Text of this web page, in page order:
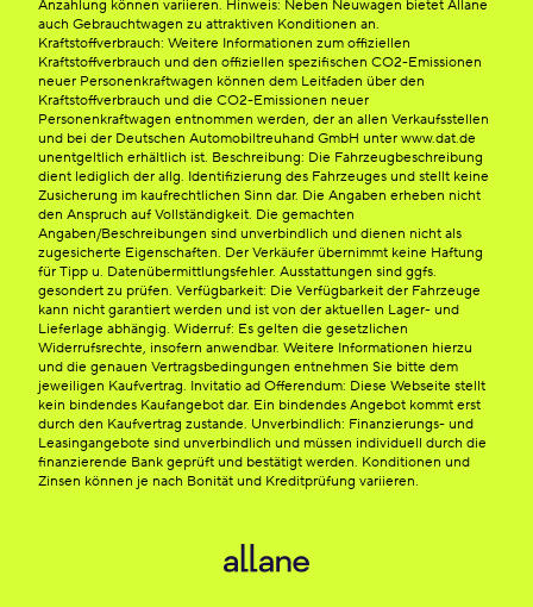
Anzahlung können variieren. Hinweis: Neben Neuwagen bietet Allane
auch Gebrauchtwagen zu attraktiven Konditionen an.
Kraftstoffverbrauch: Weitere Informationen zum offiziellen
Kraftstoffverbrauch und den offiziellen spezifischen CO2-Emissionen
neuer Personenkraftwagen können dem Leitfaden über den
Kraftstoffverbrauch und die CO2-Emissionen neuer
Personenkraftwagen entnommen werden, der an allen Verkaufsstellen
und bei der Deutschen Automobiltreuhand GmbH unter www.dat.de
unentgeltlich erhältlich ist. Beschreibung: Die Fahrzeugbeschreibung
dient lediglich der allg. Identifizierung des Fahrzeuges und stellt keine
Zusicherung im kaufrechtlichen Sinn dar. Die Angaben erheben nicht
den Anspruch auf Vollständigkeit. Die gemachten
Angaben/Beschreibungen sind unverbindlich und dienen nicht als
zugesicherte Eigenschaften. Der Verkäufer übernimmt keine Haftung
für Tipp u. Datenübermittlungsfehler. Ausstattungen sind ggfs.
gesondert zu prüfen. Verfügbarkeit: Die Verfügbarkeit der Fahrzeuge
kann nicht garantiert werden und ist von der aktuellen Lager- und
Lieferlage abhängig. Widerruf: Es gelten die gesetzlichen
Widerrufsrechte, insofern anwendbar. Weitere Informationen hierzu
und die genauen Vertragsbedingungen entnehmen Sie bitte dem
jeweiligen Kaufvertrag. Invitatio ad Offerendum: Diese Webseite stellt
kein bindendes Kaufangebot dar. Ein bindendes Angebot kommt erst
durch den Kaufvertrag zustande. Unverbindlich: Finanzierungs- und
Leasingangebote sind unverbindlich und müssen individuell durch die
finanzierende Bank geprüft und bestätigt werden. Konditionen und
Zinsen können je nach Bonität und Kreditprüfung variieren.